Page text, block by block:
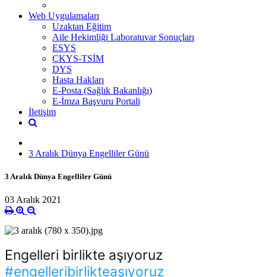
Web Uygulamaları
Uzaktan Eğitim
Aile Hekimliği Laboratuvar Sonuçları
ESYS
ÇKYS-TSİM
DYS
Hasta Hakları
E-Posta (Sağlık Bakanlığı)
E-İmza Başvuru Portali
İletişim
3 Aralık Dünya Engelliler Günü
3 Aralık Dünya Engelliler Günü
03 Aralık 2021
#engelleribirlikteaşıyoruz